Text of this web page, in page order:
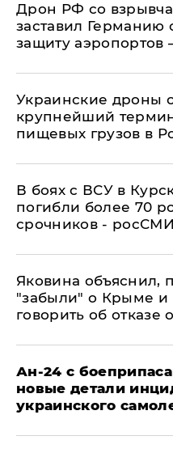
​Дрон РФ со
заставил Германию
защиту аэропортов
Украинские дроны
крупнейший
пищевых грузов в
В боях с ВСУ в
погибли более 70
срочников - росСМИ
Яковина объяснил,
"забыли" о Крыме и
говорить об отказе
Ан-24 с
новые детали
украинского